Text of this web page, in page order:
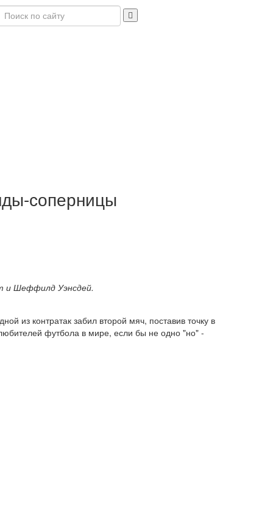
соперницы
и Шеффилд Уэнсдей.
из контратак забил второй мяч, поставив точку в
футбола в мире, если бы не одно "но" -